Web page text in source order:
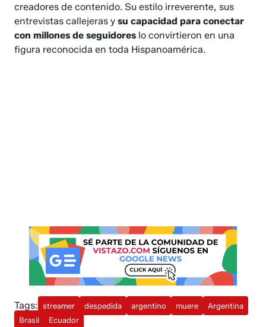
creadores de contenido. Su estilo irreverente, sus
entrevistas callejeras y su capacidad para conectar
con millones de seguidores lo convirtieron en una
figura reconocida en toda Hispanoamérica.
Tags: streamer despedida argentino muere
Argentina
Brasil
Ecuador